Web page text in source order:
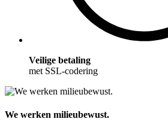
Veilige betaling
met SSL-codering
We werken milieubewust.